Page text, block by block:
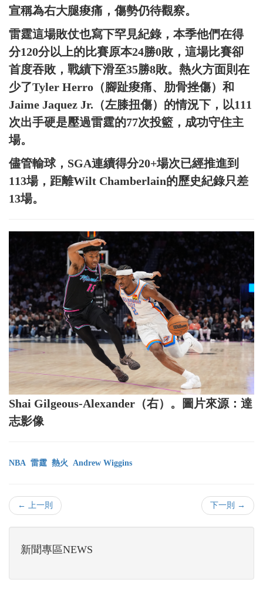
宣稱為右大腿痠痛，傷勢仍待觀察。
雷霆這場敗仗也寫下罕見紀錄，本季他們在得
分120分以上的比賽原本24勝0敗，這場比賽卻
首度吞敗，戰績下滑至35勝8敗。熱火方面則在
少了Tyler Herro（腳趾痠痛、肋骨挫傷）和
Jaime Jaquez Jr.（左膝扭傷）的情況下，以111
次出手硬是壓過雷霆的77次投籃，成功守住主
場。
儘管輸球，SGA連續得分20+場次已經推進到
113場，距離Wilt Chamberlain的歷史紀錄只差
13場。
Shai Gilgeous-Alexander（右）。圖片來源：達
志影像
NBA 雷霆 熱火 Andrew Wiggins
← 上一則 下一則 →
新聞專區NEWS